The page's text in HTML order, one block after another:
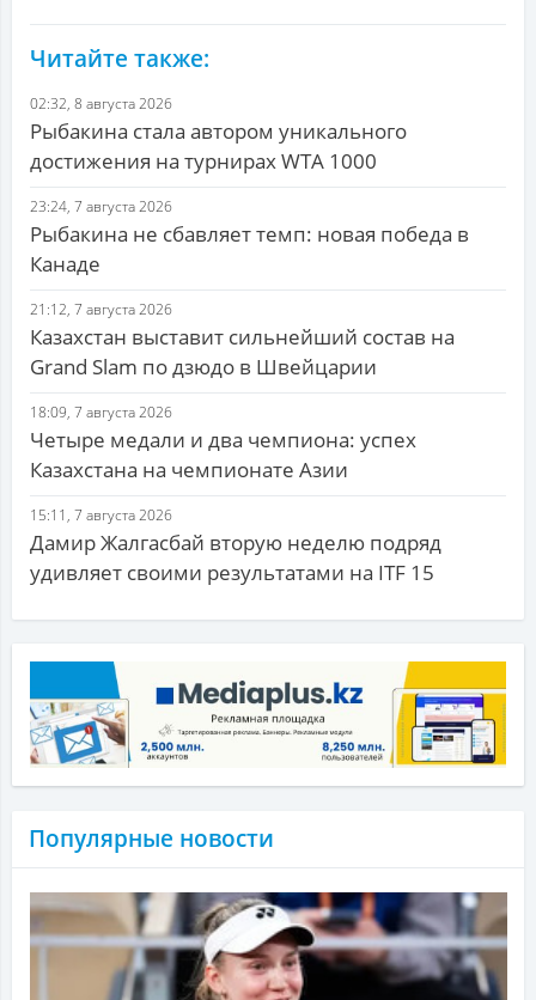
Читайте также:
02:32, 8 августа 2026
Рыбакина стала автором уникального
достижения на турнирах WTA 1000
23:24, 7 августа 2026
Рыбакина не сбавляет темп: новая победа в
Канаде
21:12, 7 августа 2026
Казахстан выставит сильнейший состав на
Grand Slam по дзюдо в Швейцарии
18:09, 7 августа 2026
Четыре медали и два чемпиона: успех
Казахстана на чемпионате Азии
15:11, 7 августа 2026
Дамир Жалгасбай вторую неделю подряд
удивляет своими результатами на ITF 15
Популярные новости